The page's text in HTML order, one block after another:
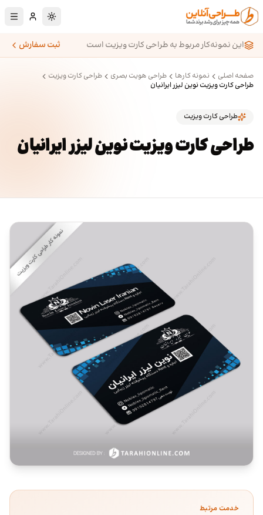
پرش به محتوای اصلی
تغییر به حالت
این نمونه‌کار مربوط به طراحی کارت ویزیت است
ثبت سفارش
صفحه اصلی نمونه کارها طراحی هویت بصری
طراحی کارت ویزیت
طراحی کارت ویزیت نوین لیزر ایرانیان
طراحی کارت ویزیت
طراحی کارت ویزیت نوین لیزر ایرانیان
خدمت مرتبط